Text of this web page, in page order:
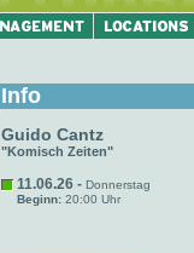
Info
Guido Cantz
"Komisch Zeiten"
11.06.26 - Donnerstag
Beginn: 20:00 Uhr